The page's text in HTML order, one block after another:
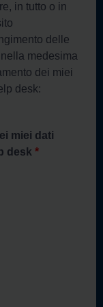
il suo
dovrà
in tutto o in
delle
medesima
dei miei
desk:
miei dati
desk *